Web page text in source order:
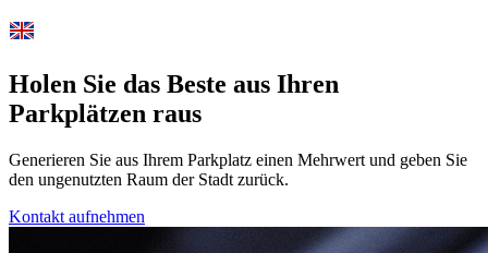
Holen Sie das Beste aus Ihren
Parkplätzen raus
Generieren Sie aus Ihrem Parkplatz einen Mehrwert und geben Sie
den ungenutzten Raum der Stadt zurück.
Kontakt aufnehmen